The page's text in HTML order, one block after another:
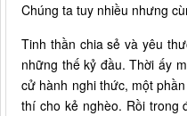
Chúng ta tuy nhiều nhưng
Tinh thần chia sẻ và yêu
những thế kỷ đầu. Thời ấy
cử hành nghi thức, một
thí cho kẻ nghèo. Rồi trong